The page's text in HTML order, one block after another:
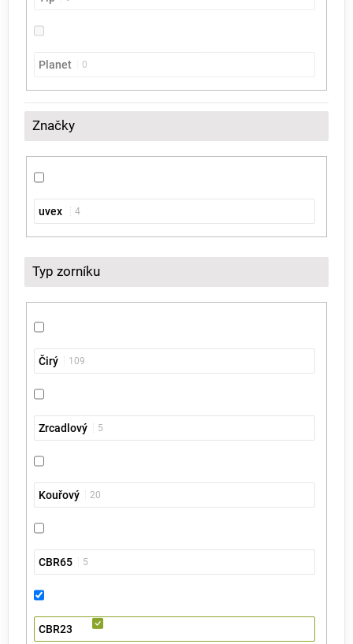
Planet 0
Značky
uvex 4
Typ zorníku
Čirý 109
Zrcadlový 5
Kouřový 20
CBR65 5
CBR23